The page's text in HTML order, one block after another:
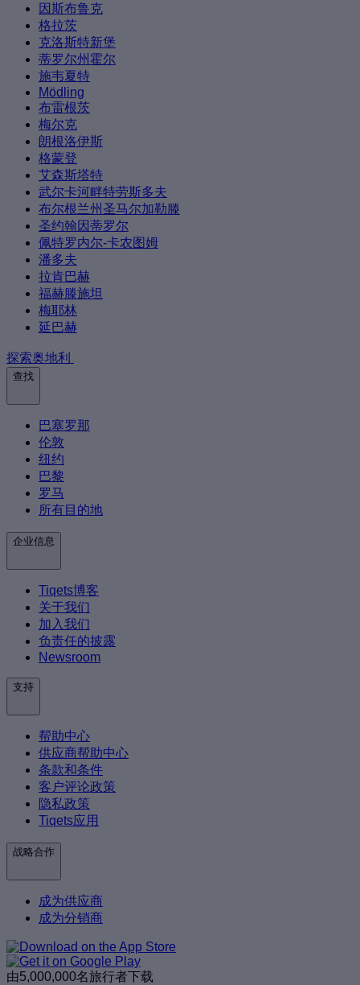
因斯布鲁克
格拉茨
克洛斯特新堡
蒂罗尔州霍尔
施韦夏特
Mödling
布雷根茨
梅尔克
朗根洛伊斯
格蒙登
艾森斯塔特
武尔卡河畔特劳斯多夫
布尔根兰州圣马尔加勒滕
圣约翰因蒂罗尔
佩特罗内尔-卡农图姆
潘多夫
拉肯巴赫
福赫滕施坦
梅耶林
延巴赫
探索奥地利
查找
巴塞罗那
伦敦
纽约
巴黎
罗马
所有目的地
企业信息
Tiqets博客
关于我们
加入我们
负责任的披露
Newsroom
支持
帮助中心
供应商帮助中心
条款和条件
客户评论政策
隐私政策
Tiqets应用
战略合作
成为供应商
成为分销商
由5,000,000名旅行者下载